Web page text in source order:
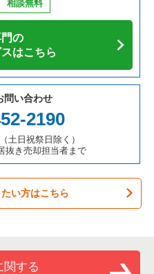
覧
案件一覧
物件の案件一覧
き売却物件の案件一覧
売却物件の案件一覧
の案件一覧
の案件一覧
の案件一覧
件の案件一覧
の案件一覧
件の案件一覧
却物件の案件一覧
の案件一覧
件の案件一覧
案件一覧
抜き売却物件の案件一覧
物件の案件一覧
の案件一覧
却物件の案件一覧
抜き売却物件の案件一覧
案件一覧
物件の案件一覧
相談無料
の
はこちら
問い合わせ
2190
土日祝祭日除く）
き売却担当者まで
い方はこちら
関する